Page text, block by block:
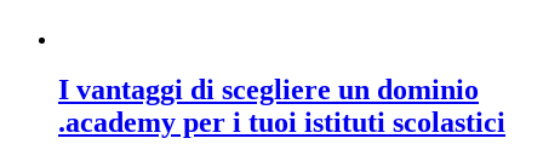
I vantaggi di scegliere un dominio
.academy per i tuoi istituti scolastici